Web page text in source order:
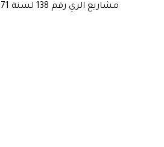
مشاريع الري رقم 138 لسنة 1971، إضافة إلى مناقشات عامة.